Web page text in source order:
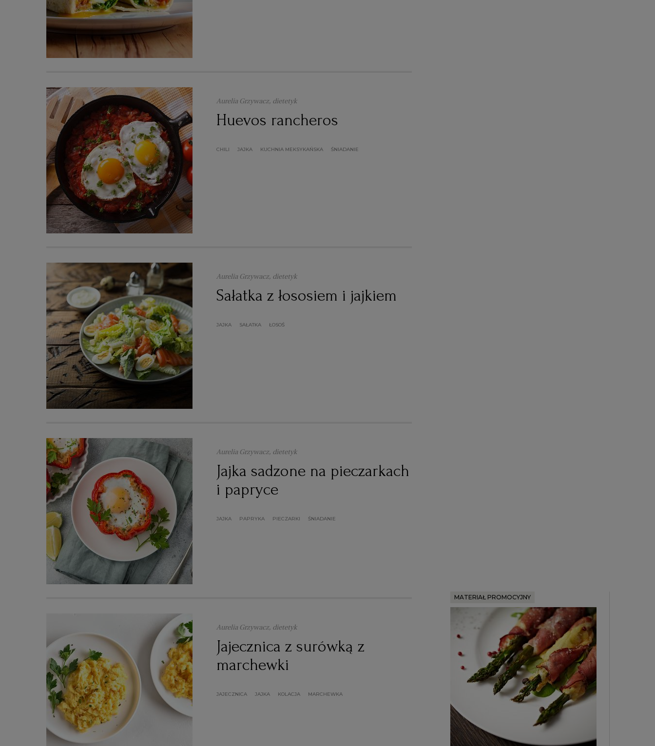
Aurelia Grzywacz, dietetyk
Huevos rancheros
CHILI JAJKA KUCHNIA MEKSYKAŃSKA ŚNIADANIE
Aurelia Grzywacz, dietetyk
Sałatka z łososiem i jajkiem
JAJKA SAŁATKA ŁOSOŚ
Aurelia Grzywacz, dietetyk
Jajka sadzone na pieczarkach
i papryce
JAJKA PAPRYKA PIECZARKI ŚNIADANIE
Aurelia Grzywacz, dietetyk
Jajecznica z surówką z
marchewki
JAJECZNICA JAJKA KOLACJA MARCHEWKA
MATERIAŁ PROMOCYJNY